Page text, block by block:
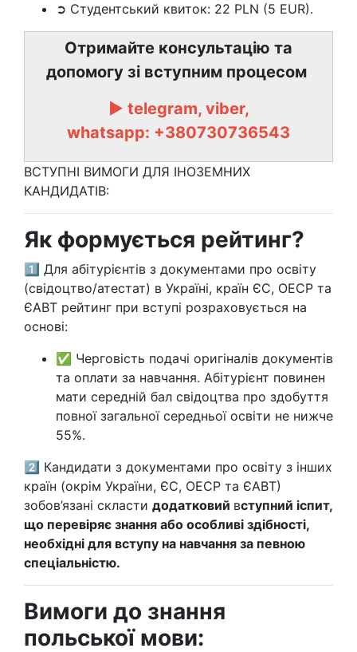
➲ Студентський квиток: 22 PLN (5 EUR).
Отримайте консультацію та
допомогу зі вступним процесом
► telegram, viber,
whatsapp: +380730736543
ВСТУПНІ ВИМОГИ ДЛЯ ІНОЗЕМНИХ
КАНДИДАТІВ:
Як формується рейтинг?
1️⃣ Для абітурієнтів з документами про освіту
(свідоцтво/атестат) в Україні, країн ЄС, ОЕСР та
ЄАВТ рейтинг при вступі розраховується на
основі:
✅ Черговість подачі оригіналів документів
та оплати за навчання. Абітурієнт повинен
мати середній бал свідоцтва про здобуття
повної загальної середньої освіти не нижче
55%.
2️⃣ Кандидати з документами про освіту з інших
країн (окрім України, ЄС, ОЕСР та ЄАВТ)
зобов’язані скласти додатковий вступний іспит,
що перевіряє знання або особливі здібності,
необхідні для вступу на навчання за певною
спеціальністю.
Вимоги до знання
польської мови: